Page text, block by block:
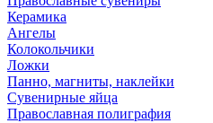
Керамика
Ангелы
Колокольчики
Ложки
Панно, магниты, наклейки
Сувенирные яйца
Православная полиграфия